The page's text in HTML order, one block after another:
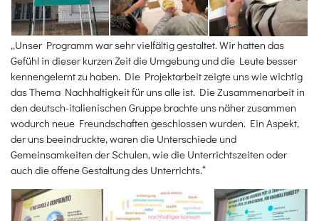
„Unser Programm war sehr vielfältig gestaltet. Wir hatten das
Gefühl in dieser kurzen Zeit die Umgebung und die Leute besser
kennengelernt zu haben. Die Projektarbeit zeigte uns wie wichtig
das Thema Nachhaltigkeit für uns alle ist. Die Zusammenarbeit in
den deutsch-italienischen Gruppe brachte uns näher zusammen
wodurch neue Freundschaften geschlossen wurden. Ein Aspekt,
der uns beeindruckte, waren die Unterschiede und
Gemeinsamkeiten der Schulen, wie die Unterrichtszeiten oder
auch die offene Gestaltung des Unterrichts.“